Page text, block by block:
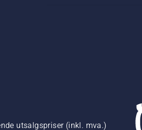
utsalgspriser (inkl. mva.)